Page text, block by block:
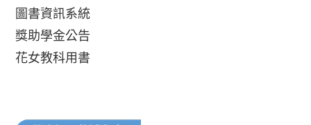
圖書資訊系統
獎助學金公告
花女教科用書